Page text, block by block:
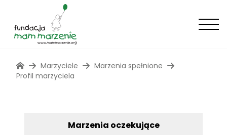
Marzyciele
Marzenia spełnione
Profil marzyciela
Marzenia oczekujące